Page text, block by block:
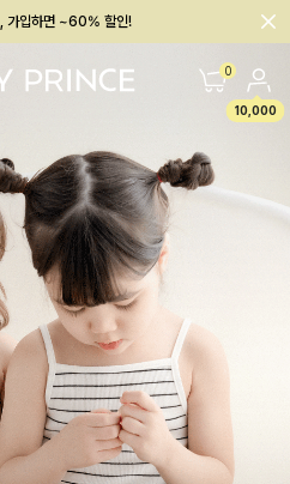
, 가입하면 ~60% 할인!
0
10,000